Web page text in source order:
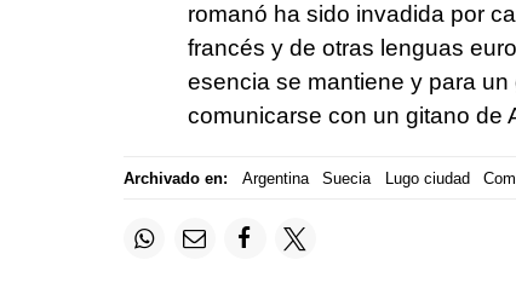
romanó ha sido invadida por
francés y de otras lenguas
esencia se mantiene y para un
comunicarse con un gitano de
Archivado en: Argentina Suecia Lugo ciudad